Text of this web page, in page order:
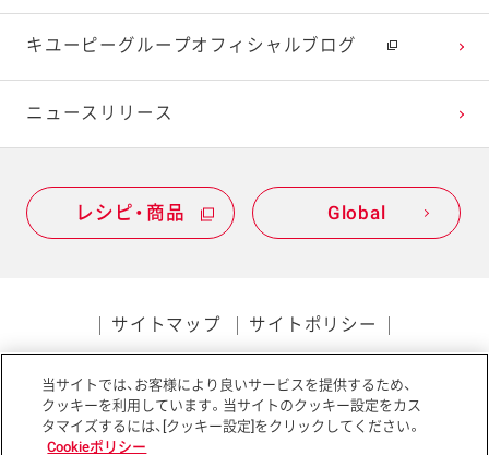
キユーピーグループオフィシャルブログ
ニュースリリース
レシピ・商品 Global
サイトマップ サイトポリシー
ソーシャルメディアポリシー アクセシビリティ
当サイトでは、お客様により良いサービスを提供するため、
クッキーを利用しています。当サイトのクッキー設定をカス
タマイズするには、[クッキー設定]をクリックしてください。
Cookieポリシー